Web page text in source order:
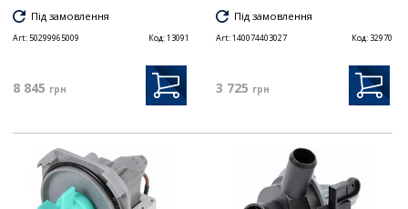
Під замовлення
Art: 50299965009 Код:13091
8 845 грн
Під замовлення
Art:140074403027 Код: 32970
3 725 грн